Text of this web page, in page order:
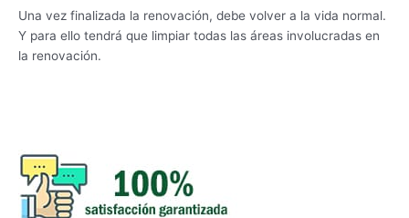
Una vez finalizada la renovación, debe volver a la vida normal.
Y para ello tendrá que limpiar todas las áreas involucradas en
la renovación.